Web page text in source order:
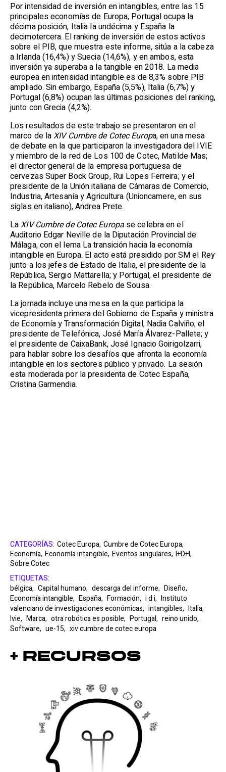
Por intensidad de inversión en intangibles, entre las 15
principales economías de Europa, Portugal ocupa la
décima posición, Italia la undécima y España la
decimotercera. El ranking de inversión de estos activos
sobre el PIB, que muestra este informe, sitúa a la cabeza
a Irlanda (16,4%) y Suecia (14,6%), y en ambos, esta
inversión ya superaba a la tangible en 2018. La media
europea en intensidad intangible es de 8,3% sobre PIB
ampliado. Sin embargo, España (5,5%), Italia (6,7%) y
Portugal (6,8%) ocupan las últimas posiciones del ranking,
junto con Grecia (4,2%).
Los resultados de este trabajo se presentaron en el
marco de laXIV Cumbre de Cotec Europa, en una mesa
de debate en la que participaron la investigadora del IVIE
y miembro de la red de Los 100 de Cotec, Matilde Mas;
el director general de la empresa portuguesa de
cervezas Super Bock Group, Rui Lopes Ferreira; y el
presidente de la Unión italiana de Cámaras de Comercio,
Industria, Artesanía y Agricultura (Unioncamere, en sus
siglas en italiano), Andrea Prete.
LaXIV Cumbre de Cotec Europase celebra en el
Auditorio Edgar Neville de la Diputación Provincial de
Málaga, con el lema La transición hacia la economía
intangible en Europa. El acto está presidido por SM el Rey
junto a los jefes de Estado de Italia, el presidente de la
República, Sergio Mattarella; y Portugal, el presidente de
la República, Marcelo Rebelo de Sousa.
La jornada incluye una mesa en la que participa la
vicepresidenta primera del Gobierno de España y ministra
de Economía y Transformación Digital, Nadia Calviño; el
presidente de Telefónica, José María Álvarez-Pallete; y
el presidente de CaixaBank, José Ignacio Goirigolzarri,
para hablar sobre los desafíos que afronta la economía
intangible en los sectores público y privado. La sesión
esta moderada por la presidenta de Cotec España,
Cristina Garmendia.
CATEGORÍAS: Cotec Europa, Cumbre de Cotec Europa,
Economía, Economía intangible, Eventos singulares, I+D+I,
Sobre Cotec
ETIQUETAS:
bélgica, Capital humano, descarga del informe, Diseño,
Economía intangible, España, Formación, i d i, Instituto
valenciano de investigaciones económicas, intangibles, Italia,
Ivie, Marca, otra robótica es posible, Portugal, reino unido,
Software, ue-15, xiv cumbre de cotec europa
+ Recursos